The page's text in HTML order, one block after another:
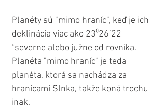
Planéty sú "mimo hraníc", keď je ich
deklinácia viac ako 23⁰26’22
“severne alebo južne od rovníka.
Planéta "mimo hraníc" je teda
planéta, ktorá sa nachádza za
hranicami Slnka, takže koná trochu
inak.